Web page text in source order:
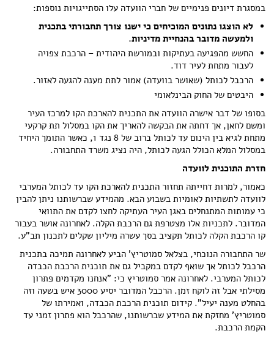
במסגרת דיונים פנימיים של חברי הוועדה עלו הסתייגויות נוספות:
לא הוצגו נתונים המוכיחים כי ישנו צורך תחבורתי בתכנית
ולמעשה מדובר בהנחיית מדיניות.
החשש מהפגיעה בעתיקות ובמורשת היהודית – הרכבת צפויה
לעבור מתחת לעיר דוד.
הרכבל לכותל (שאושר בוועדה) אמור לתת מענה להגעה לאזור.
היבטים של החוק הבינלאומי
בסופו של דבר אישרה הוועדה את התכנית להארכת הקו למרכז העיר
ומשם לחאן, אך דחתה את הבקשה להאריך את הקו במסלול תת קרקעי
מתחת לגיא בין הינום עד לכותל ברוב של 8 נגד 1, כאשר התומך היחיד
במסלול המלא הכולל הגעה לכותל, היה נציג משרד התחבורה.
חזרת התוכנית לוועדה
כאמור, למרות דחייתה תחזור התכנית להארכת הקו עד לכותל המערבי
לוועדה לתשתיות לאומיות בשבוע הבא. מהמידע שברשותנו ניתן להבין
כי עמותות המתנחלים באגן העיר העתיקה לחצו לקדם את התוואי
המדובר. לתכניות אלו מצטרפת גם הרכבת הקלה. לאחרונה אושר בעבור
קו הרכבת הקלה לכותל תקציב בסך עשרה מיליון שקלים לתכנון תב"ע.
שר התחבורה הנוכחי, בצלאל סמוטריץ' הביע לאחרונה תמיכה בתכנית
הרכבל לכותל אך שואף לקדם במקביל גם את תוכנית הרכבת הכבדה
לכותל המערבי. לאחרונה אמר סמוטריץ כי: "אנחנו מקדמים פתרון
מסילתי אבל זה לוקח זמן. הרכבל המדובר יסיע 3000 איש בשעה וזה
בהחלט מענה ‏יעיל". קידום תוכנית הרכבת הכבדה, ואמירתו של
סמוטריץ' מחזקת את המידע שברשותנו, שהרכבל הוא פתרון זמני עד
הקמת הרכבת.